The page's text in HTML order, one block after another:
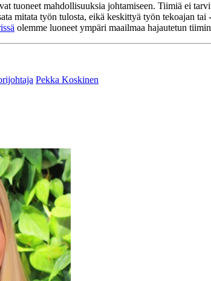
tuoneet mahdollisuuksia johtamiseen. Tiimiä ei
mitata työn tulosta, eikä keskittyä työn tekoajan
olemme luoneet ympäri maailmaa hajautetun
Pekka Koskinen